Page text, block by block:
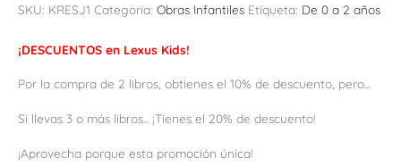
SKU: KRESJ1 Categoría: Obras Infantiles Etiqueta: De 0 a 2 años
¡DESCUENTOS en Lexus Kids!
Por la compra de 2 libros, obtienes el 10% de descuento, pero...
Si llevas 3 o más libros... ¡Tienes el 20% de descuento!
¡Aprovecha porque esta promoción única!